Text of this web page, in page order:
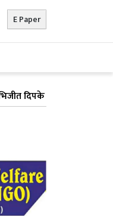
E Paper
ने पूरे देश में लॉन्च किया